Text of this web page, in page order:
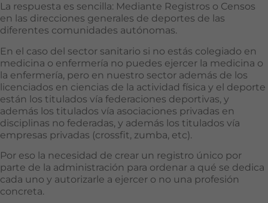
La respuesta es sencilla: Mediante Registros o Censos
en las direcciones generales de deportes de las
diferentes comunidades autónomas.
En el caso del sector sanitario si no estás colegiado en
medicina o enfermería no puedes ejercer la medicina o
la enfermería, pero en nuestro sector además de los
licenciados en ciencias de la actividad física y el deporte
están los titulados vía federaciones deportivas, y
además los titulados vía asociaciones privadas en
disciplinas no federadas, y además los titulados vía
empresas privadas (crossfit, zumba, etc).
Por eso la necesidad de crear un registro único por
parte de la administración para ordenar a qué se dedica
cada uno y autorizarle a ejercer o no una profesión
concreta.